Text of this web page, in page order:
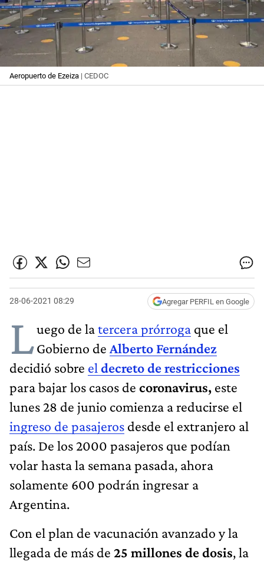
Aeropuerto de Ezeiza | CEDOC
28-06-2021 08:29 Agregar PERFIL en Google
Luego de latercera prórroga que el
Gobierno de Alberto Fernández
decidió sobre el decreto de restricciones
para bajar los casos de coronavirus, este
lunes 28 de junio comienza a reducirse el
ingreso de pasajeros desde el extranjero al
país. De los 2000 pasajeros que podían
volar hasta la semana pasada, ahora
solamente 600 podrán ingresar a
Argentina.
Con el plan de vacunación avanzado y la
llegada de más de 25 millones de dosis, la